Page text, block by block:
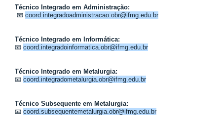
Técnico Integrado em Administração:
📧 coord.integradoadministracao.obr@ifmg.edu.br
Técnico Integrado em Informática:
📧 coord.integradoinformatica.obr@ifmg.edu.br
Técnico Integrado em Metalurgia:
📧 coord.integradometalurgia.obr@ifmg.edu.br
Técnico Subsequente em Metalurgia:
📧 coord.subsequentemetalurgia.obr@ifmg.edu.br